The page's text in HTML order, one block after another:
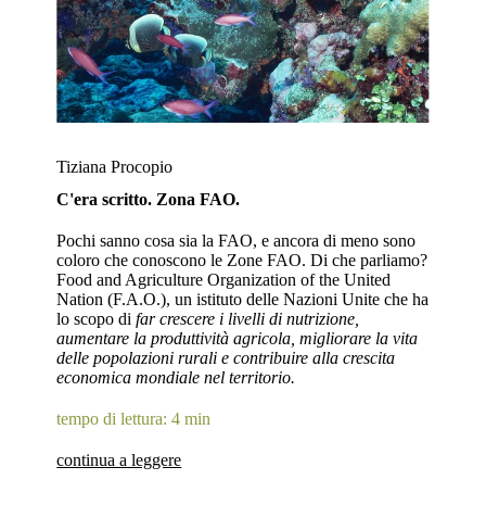
Tiziana Procopio
C'era scritto. Zona FAO.
Pochi sanno cosa sia la FAO, e ancora di meno sono
coloro che conoscono le Zone FAO. Di che parliamo?
Food and Agriculture Organization of the United
Nation (F.A.O.), un istituto delle Nazioni Unite che ha
lo scopo difar crescere i livelli di nutrizione,
aumentare la produttività agricola, migliorare la vita
delle popolazioni rurali e contribuire alla crescita
economica mondiale nel territorio.
tempo di lettura: 4 min
continua a leggere